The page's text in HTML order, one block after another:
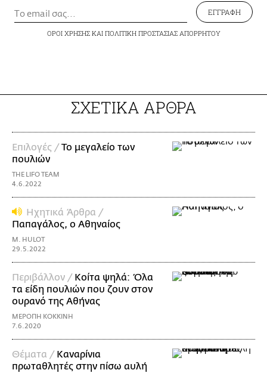
ΕΓΓΡΑΦΗ
ΟΡΟΙ ΧΡΗΣΗΣΚΑΙ ΠΟΛΙΤΙΚΗ ΠΡΟΣΤΑΣΙΑΣ ΑΠΟΡΡΗΤΟΥ
ΣΧΕΤΙΚΑ ΑΡΘΡΑ
Επιλογές /Το μεγαλείο των
πουλιών
THE LIFO TEAM
4.6.2022
Ηχητικά Άρθρα /
Παπαγάλος, ο Αθηναίος
M. HULOT
29.5.2022
Περιβάλλον / Κοίτα ψηλά: Όλα
τα είδη πουλιών που ζουν στον
ουρανό της Αθήνας
ΜΕΡΟΠΗ ΚΟΚΚΙΝΗ
7.6.2020
Θέματα / Kαναρίνια
πρωταθλητές στην πίσω αυλή